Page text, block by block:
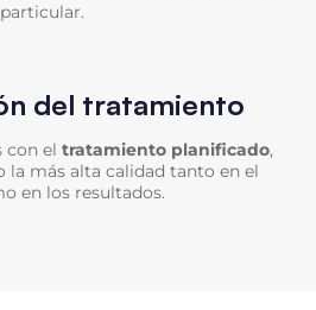
del tratamiento
con el tratamiento planificado,
la más alta calidad tanto en el
en los resultados.